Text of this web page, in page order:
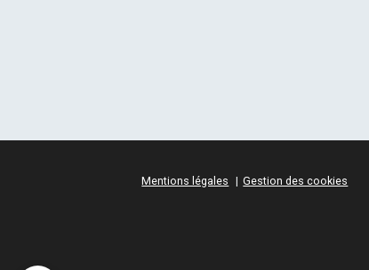
Mentions légales Gestion des cookies